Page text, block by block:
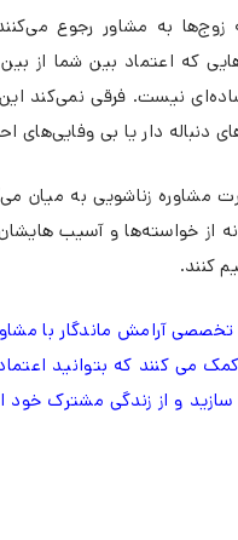
زوج‌ها به مشاور رجوع
که اعتماد بین شما از بین
نیست. فرقی نمی‌کند
دنباله دار یا بی وفایی‌های
مشاوره زناشویی به میان
از خواسته‌ها و آسیب
کنند.
تخصصی آرامش ماندگار با
می کنند که بتوانید
سازید و از زندگی مشترک